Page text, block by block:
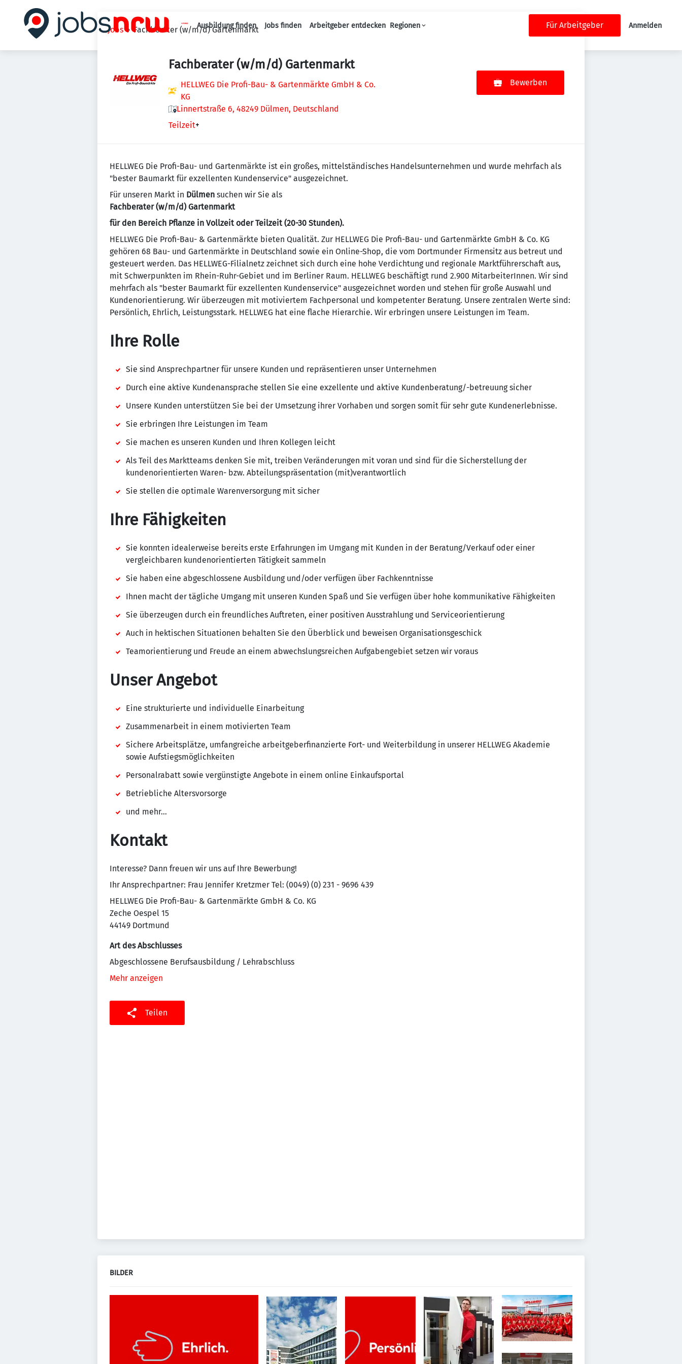
Haupt-Navigation
Ausbildung finden Jobs finden Arbeitgeber entdecken Regionen Für Arbeitgeber Anmelden
Jobs Fachberater (w/m/d) Gartenmarkt
Fachberater (w/m/d) Gartenmarkt
HELLWEG Die Profi-Bau- & Gartenmärkte GmbH & Co.
KG
Linnertstraße 6, 48249 Dülmen, Deutschland
Teilzeit+
Bewerben
HELLWEG Die Profi-Bau- und Gartenmärkte ist ein großes, mittelständisches Handelsunternehmen und wurde mehrfach als
"bester Baumarkt für exzellenten Kundenservice" ausgezeichnet.
Für unseren Markt in Dülmen suchen wir Sie als
Fachberater (w/m/d) Gartenmarkt
für den Bereich Pflanze in Vollzeit oder Teilzeit (20-30 Stunden).
HELLWEG Die Profi-Bau- & Gartenmärkte bieten Qualität. Zur HELLWEG Die Profi-Bau- und Gartenmärkte GmbH & Co. KG
gehören 68 Bau- und Gartenmärkte in Deutschland sowie ein Online-Shop, die vom Dortmunder Firmensitz aus betreut und
gesteuert werden. Das HELLWEG-Filialnetz zeichnet sich durch eine hohe Verdichtung und regionale Marktführerschaft aus,
mit Schwerpunkten im Rhein-Ruhr-Gebiet und im Berliner Raum. HELLWEG beschäftigt rund 2.900 MitarbeiterInnen. Wir sind
mehrfach als "bester Baumarkt für exzellenten Kundenservice" ausgezeichnet worden und stehen für große Auswahl und
Kundenorientierung. Wir überzeugen mit motiviertem Fachpersonal und kompetenter Beratung. Unsere zentralen Werte sind:
Persönlich, Ehrlich, Leistungsstark. HELLWEG hat eine flache Hierarchie. Wir erbringen unsere Leistungen im Team.
Ihre Rolle
Sie sind Ansprechpartner für unsere Kunden und repräsentieren unser Unternehmen
Durch eine aktive Kundenansprache stellen Sie eine exzellente und aktive Kundenberatung/-betreuung sicher
Unsere Kunden unterstützen Sie bei der Umsetzung ihrer Vorhaben und sorgen somit für sehr gute Kundenerlebnisse.
Sie erbringen Ihre Leistungen im Team
Sie machen es unseren Kunden und Ihren Kollegen leicht
Als Teil des Marktteams denken Sie mit, treiben Veränderungen mit voran und sind für die Sicherstellung der
kundenorientierten Waren- bzw. Abteilungspräsentation (mit)verantwortlich
Sie stellen die optimale Warenversorgung mit sicher
Ihre Fähigkeiten
Sie konnten idealerweise bereits erste Erfahrungen im Umgang mit Kunden in der Beratung/Verkauf oder einer
vergleichbaren kundenorientierten Tätigkeit sammeln
Sie haben eine abgeschlossene Ausbildung und/oder verfügen über Fachkenntnisse
Ihnen macht der tägliche Umgang mit unseren Kunden Spaß und Sie verfügen über hohe kommunikative Fähigkeiten
Sie überzeugen durch ein freundliches Auftreten, einer positiven Ausstrahlung und Serviceorientierung
Auch in hektischen Situationen behalten Sie den Überblick und beweisen Organisationsgeschick
Teamorientierung und Freude an einem abwechslungsreichen Aufgabengebiet setzen wir voraus
Unser Angebot
Eine strukturierte und individuelle Einarbeitung
Zusammenarbeit in einem motivierten Team
Sichere Arbeitsplätze, umfangreiche arbeitgeberfinanzierte Fort- und Weiterbildung in unserer HELLWEG Akademie
sowie Aufstiegsmöglichkeiten
Personalrabatt sowie vergünstigte Angebote in einem online Einkaufsportal
Betriebliche Altersvorsorge
und mehr...
Kontakt
Interesse? Dann freuen wir uns auf Ihre Bewerbung!
Ihr Ansprechpartner: Frau Jennifer Kretzmer Tel: (0049) (0) 231 - 9696 439
HELLWEG Die Profi-Bau- & Gartenmärkte GmbH & Co. KG
Zeche Oespel 15
44149 Dortmund
Art des Abschlusses
Abgeschlossene Berufsausbildung / Lehrabschluss
Mehr anzeigen
Teilen
BILDER